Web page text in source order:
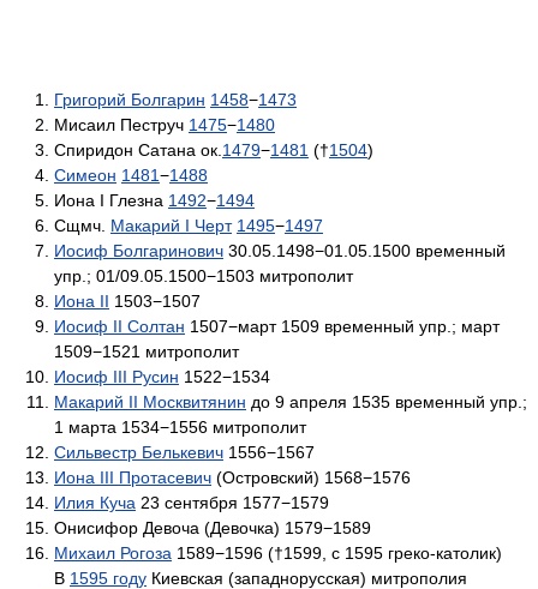
Григорий Болгарин 1458−1473
Мисаил Пеструч 1475−1480
Спиридон Сатана ок. 1479−1481 (†1504)
Симеон 1481−1488
Иона I Глезна 1492−1494
Сщмч. Макарий I Черт 1495−1497
Иосиф Болгаринович 30.05.1498−01.05.1500 временный
упр.; 01/09.05.1500−1503 митрополит
Иона II 1503−1507
Иосиф II Солтан 1507−март 1509 временный упр.; март
1509−1521 митрополит
Иосиф III Русин 1522−1534
Макарий II Москвитянин до 9 апреля 1535 временный упр.;
1 марта 1534−1556 митрополит
Сильвестр Белькевич 1556−1567
Иона III Протасевич (Островский) 1568−1576
Илия Куча 23 сентября 1577−1579
Онисифор Девоча (Девочка) 1579−1589
Михаил Рогоза 1589−1596 (†1599, с 1595 греко-католик)
В 1595 году Киевская (западнорусская) митрополия